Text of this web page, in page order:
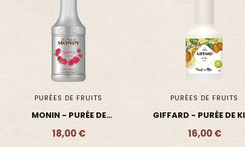
PURÉES DE FRUITS
GIFFARD - PURÉE DE KIWI
16,00 €
Ajouter - 16,00 €
PURÉES DE FRUITS
GIFFARD - PURÉE DE
MYRTILLE
17,00 €
Ajouter - 17,00 €